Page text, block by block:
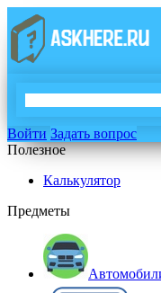
Войти Задать вопрос
Полезное
Калькулятор
Предметы